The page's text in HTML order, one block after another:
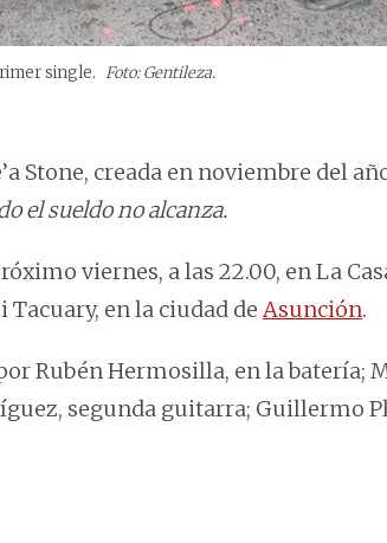
single. Foto: Gentileza.
Stone, creada en noviembre del
el sueldo no alcanza.
viernes, a las 22.00, en La
Tacuary, en la ciudad de Asunción.
Rubén Hermosilla, en la batería;
segunda guitarra; Guillermo